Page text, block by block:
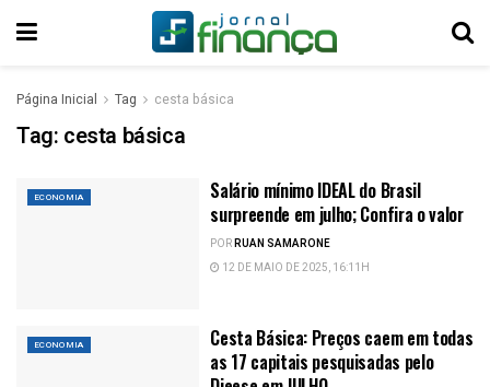
Página Inicial Tag cesta básica
Tag: cesta básica
ECONOMIA
Salário mínimo IDEAL do Brasil
surpreende em julho; Confira o valor
PORRUAN SAMARONE
12 DE MAIO DE 2025, 16:11H
ECONOMIA
Cesta Básica: Preços caem em todas
as 17 capitais pesquisadas pelo